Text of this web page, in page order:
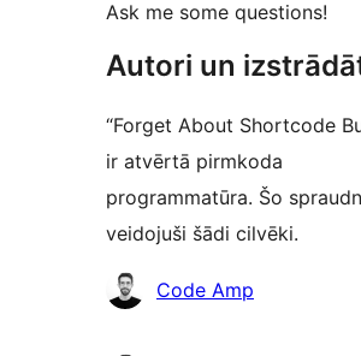
Ask me some questions!
Autori un
“Forget About Shortcode
ir atvērtā pirmkoda
programmatūra. Šo
veidojuši šādi cilvēki.
Līdzdalībnieki
Code Amp